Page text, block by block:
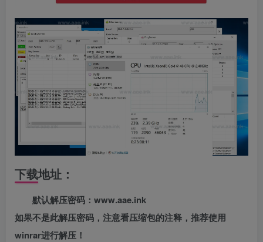
下载地址：
默认解压密码：www.aae.ink
如果不是此解压密码，注意看压缩包的注释，推荐使用
winrar进行解压！